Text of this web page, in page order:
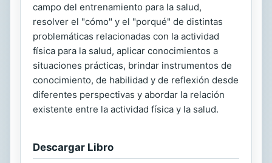
campo del entrenamiento para la salud,
resolver el "cómo" y el "porqué" de distintas
problemáticas relacionadas con la actividad
física para la salud, aplicar conocimientos a
situaciones prácticas, brindar instrumentos de
conocimiento, de habilidad y de reflexión desde
diferentes perspectivas y abordar la relación
existente entre la actividad física y la salud.
Descargar Libro